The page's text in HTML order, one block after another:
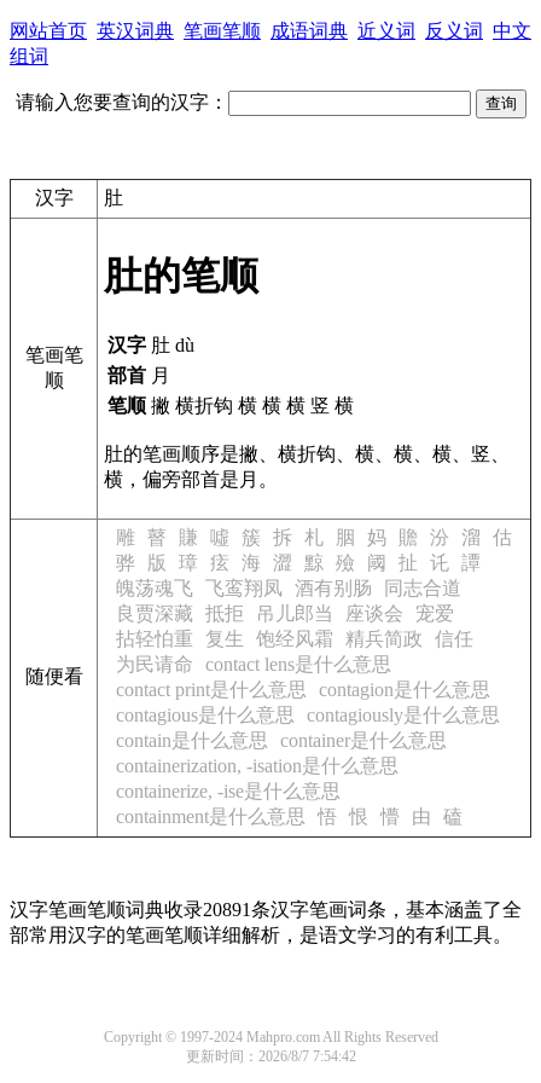
网站首页 英汉词典 笔画笔顺 成语词典 近义词 反义词 中文
组词
请输入您要查询的汉字：
汉字 肚
笔画笔
顺
肚的笔顺
汉字 肚 dù
部首 月
笔顺 撇 横折钩 横 横 横 竖 横
肚的笔画顺序是撇、横折钩、横、横、横、竖、
横，偏旁部首是月。
随便看
雕 瞽 賺 噓 簇 拆 札 胭 妈 贍 汾 溜
估
骅
版 璋 痃 海 澀 黥 殮 阈 扯 讬 譚
魄荡魂飞
飞鸾翔凤 酒有别肠
同志合道
良贾深藏
抵拒 吊儿郎当 座谈会
宠爱
拈轻怕重
复生 饱经风霜 精兵简政
信任
为民请命
contact lens是什么意思
contact print是什么意思
contagion是什么意思
contagious是什么意思
contagiously是什么意思
contain是什么意思
container是什么意思
containerization, -isation是什么意思
containerize, -ise是什么意思
containment是什么意思
悟 恨 懵 由 磕
汉字笔画笔顺词典收录20891条汉字笔画词条，基本涵盖了全
部常用汉字的笔画笔顺详细解析，是语文学习的有利工具。
Copyright © 1997-2024 Mahpro.com All Rights Reserved
更新时间：2026/8/7 7:54:42